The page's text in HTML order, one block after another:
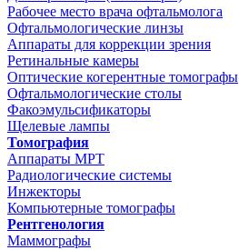
Рабочее место врача офтальмолога
Офтальмологические линзы
Аппараты для коррекции зрения
Ретинальные камеры
Оптические когерентные томографы
Офтальмологические столы
Факоэмульсификаторы
Щелевые лампы
Томография
Аппараты МРТ
Радиологические системы
Инжекторы
Компьютерные томографы
Рентгенология
Маммографы